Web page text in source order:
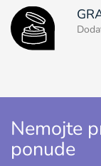
Nemojte
ponude